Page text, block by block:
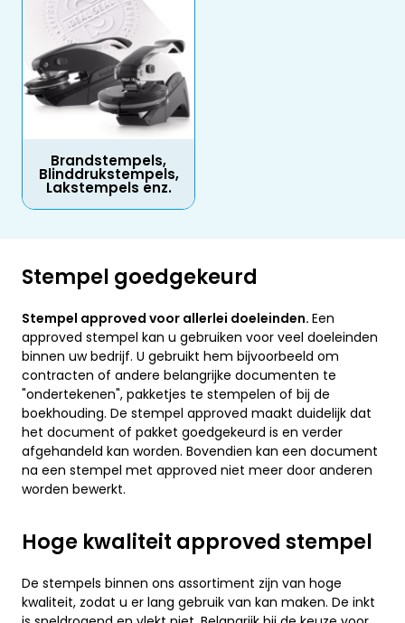
Brandstempels,
Blinddrukstempels,
Lakstempels enz.
Stempel goedgekeurd
Stempel approved voor allerlei doeleinden. Een
approved stempel kan u gebruiken voor veel doeleinden
binnen uw bedrijf. U gebruikt hem bijvoorbeeld om
contracten of andere belangrijke documenten te
"ondertekenen", pakketjes te stempelen of bij de
boekhouding. De stempel approved maakt duidelijk dat
het document of pakket goedgekeurd is en verder
afgehandeld kan worden. Bovendien kan een document
na een stempel met approved niet meer door anderen
worden bewerkt.
Hoge kwaliteit approved stempel
De stempels binnen ons assortiment zijn van hoge
kwaliteit, zodat u er lang gebruik van kan maken. De inkt